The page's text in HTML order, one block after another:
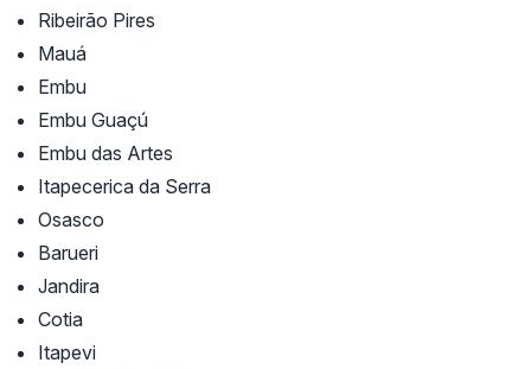
Ribeirão Pires
Mauá
Embu
Embu Guaçú
Embu das Artes
Itapecerica da Serra
Osasco
Barueri
Jandira
Cotia
Itapevi